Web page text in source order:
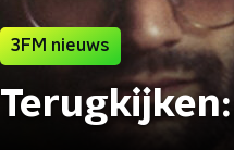
3FM nieuws